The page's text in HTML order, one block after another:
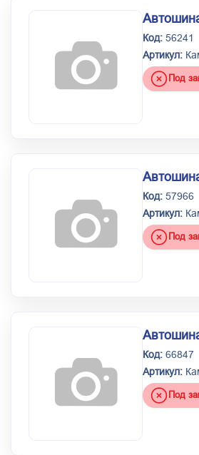
Код: 56241
Артикул:
Под
Код: 57966
Артикул:
Под
Код: 66847
Артикул:
Под